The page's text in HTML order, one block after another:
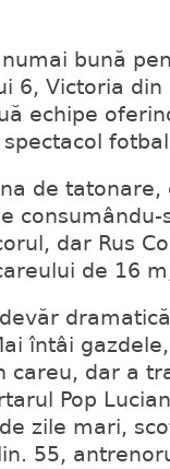
bună
6, Victoria
echipe
de tatonare,
dar Rus
de 16
întâi
careu, dar a
Pop
zile mari,
55,